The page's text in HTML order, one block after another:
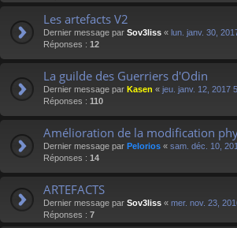
Les artefacts V2
Dernier message par Sov3liss « lun. janv. 30,
Réponses : 12
La guilde des Guerriers d'Odin
Dernier message par Kasen « jeu. janv. 12, 2017
Réponses : 110
Amélioration de la modification
Dernier message par Pelorios « sam. déc. 10,
Réponses : 14
ARTEFACTS
Dernier message par Sov3liss « mer. nov. 23,
Réponses : 7